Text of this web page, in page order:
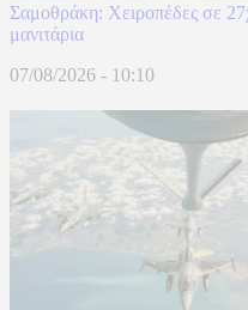
Σαμοθράκη: Χειροπέδες σε
μανιτάρια
07/08/2026 - 10:10